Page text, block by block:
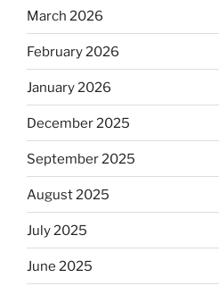
March 2026
February 2026
January 2026
December 2025
September 2025
August 2025
July 2025
June 2025